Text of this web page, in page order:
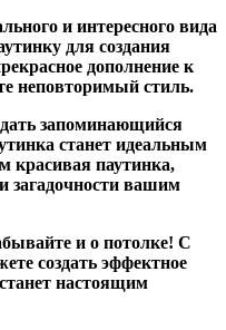
и интересного вида
для создания
дополнение к
неповторимый стиль.
запоминающийся
станет идеальным
красивая паутинка,
загадочности вашим
и о потолке! С
создать эффектное
настоящим